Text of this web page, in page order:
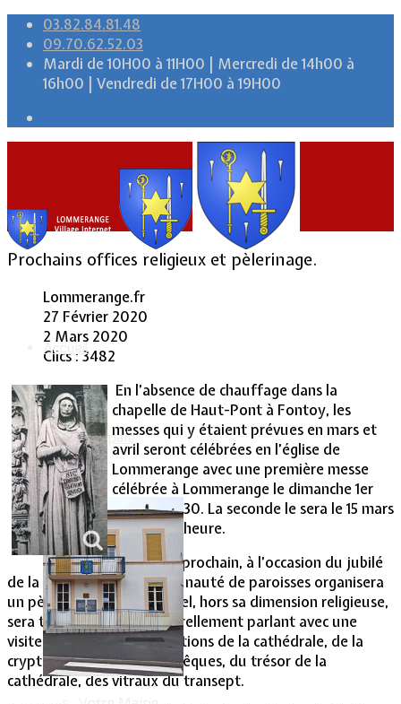
03.82.84.81.48
09.70.62.52.03
Mardi de 10H00 à 11H00 | Mercredi de 14h00 à
16h00 | Vendredi de 17H00 à 19H00
Accueil
Vie Municipale
Prochains offices religieux et pèlerinage.
Lommerange.fr
27 Février 2020
2 Mars 2020
Clics : 3482
En l’absence de chauffage dans la
chapelle de Haut-Pont à Fontoy, les
messes qui y étaient prévues en mars et
avril seront célébrées en l’église de
Lommerange avec une première messe
célébrée à Lommerange le dimanche 1er
mars à 9 h 30. La seconde le sera le 15 mars
à la même heure.
Le 13 mars prochain, à l’occasion du jubilé
de la cathédrale, la communauté de paroisses organisera
un pèlerinage à Metz lequel, hors sa dimension religieuse,
sera très intéressant culturellement parlant avec une
visite expliquée des fondations de la cathédrale, de la
crypte, de la tombe des évêques, du trésor de la
cathédrale, des vitraux du transept.